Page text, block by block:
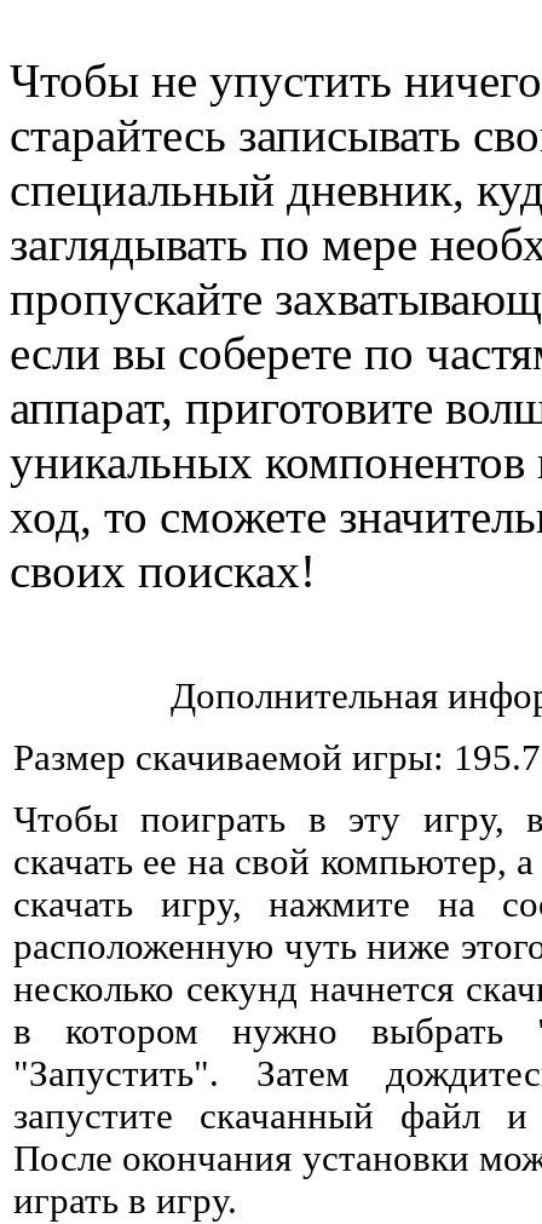
Чтобы не упустить
старайтесь записывать
специальный дневник,
заглядывать по мере
пропускайте
если вы соберете по
аппарат, приготовите
уникальных компонентов
ход, то сможете
своих поисках!
Дополнительная
Размер скачиваемой игры:
Чтобы поиграть в эту игру,
скачать ее на свой компьютер,
скачать игру, нажмите на
расположенную чуть ниже
несколько секунд начнется
в котором нужно выбрать
"Запустить". Затем
запустите скачанный файл и
После окончания установки
играть в игру.